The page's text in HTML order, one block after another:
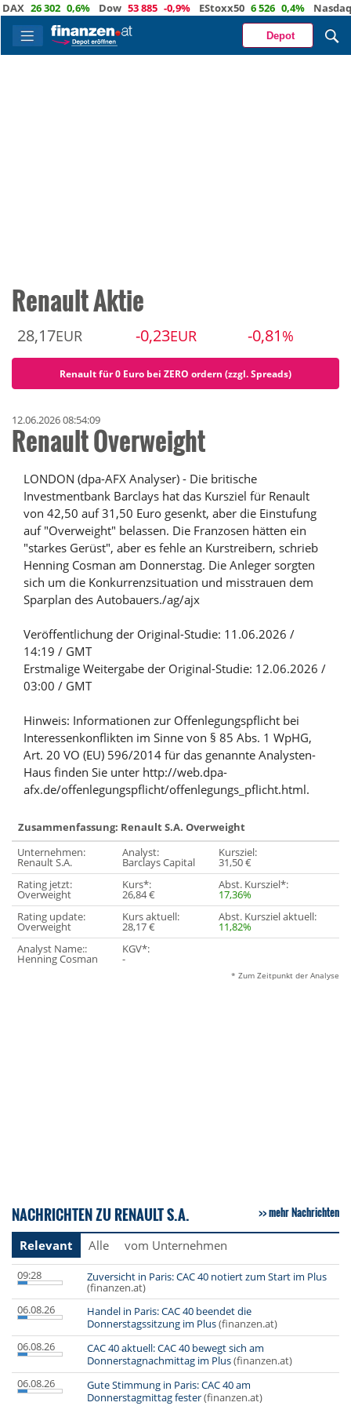
26 302 0,6% Dow 53 885 -0,9% EStoxx50 6 526 0,4% Nasdaq
Depot
Renault Aktie
28,17EUR -0,23EUR -0,81 %
Renault für 0 Euro bei ZERO ordern (zzgl. Spreads)
12.06.2026 08:54:09
Renault Overweight
LONDON (dpa-AFX Analyser) - Die britische
Investmentbank Barclays hat das Kursziel für Renault
von 42,50 auf 31,50 Euro gesenkt, aber die Einstufung
auf "Overweight" belassen. Die Franzosen hätten ein
"starkes Gerüst", aber es fehle an Kurstreibern, schrieb
Henning Cosman am Donnerstag. Die Anleger sorgten
sich um die Konkurrenzsituation und misstrauen dem
Sparplan des Autobauers./ag/ajx
Veröffentlichung der Original-Studie: 11.06.2026 /
14:19 / GMT
Erstmalige Weitergabe der Original-Studie: 12.06.2026 /
03:00 / GMT
Hinweis: Informationen zur Offenlegungspflicht bei
Interessenkonflikten im Sinne von § 85 Abs. 1 WpHG,
Art. 20 VO (EU) 596/2014 für das genannte Analysten-
Haus finden Sie unter http://web.dpa-
afx.de/offenlegungspflicht/offenlegungs_pflicht.html.
Zusammenfassung: Renault S.A. Overweight
Unternehmen:
Renault S.A.
Analyst:
Barclays Capital
Kursziel:
31,50 €
Rating jetzt:
Overweight
Kurs*:
26,84 €
Abst. Kursziel*:
17,36%
Rating update:
Overweight
Kurs aktuell:
28,17 €
Abst. Kursziel aktuell:
11,82%
Analyst Name::
Henning Cosman
KGV*:
-
* Zum Zeitpunkt der Analyse
NACHRICHTEN ZU RENAULT S.A. mehr Nachrichten
Relevant Alle vom Unternehmen
09:28 Zuversicht in Paris: CAC 40 notiert zum Start im Plus
(finanzen.at)
06.08.26
Handel in Paris: CAC 40 beendet die
Donnerstagssitzung im Plus(finanzen.at)
06.08.26
CAC 40 aktuell: CAC 40 bewegt sich am
Donnerstagnachmittag im Plus(finanzen.at)
06.08.26
Gute Stimmung in Paris: CAC 40 am
Donnerstagmittag fester(finanzen.at)